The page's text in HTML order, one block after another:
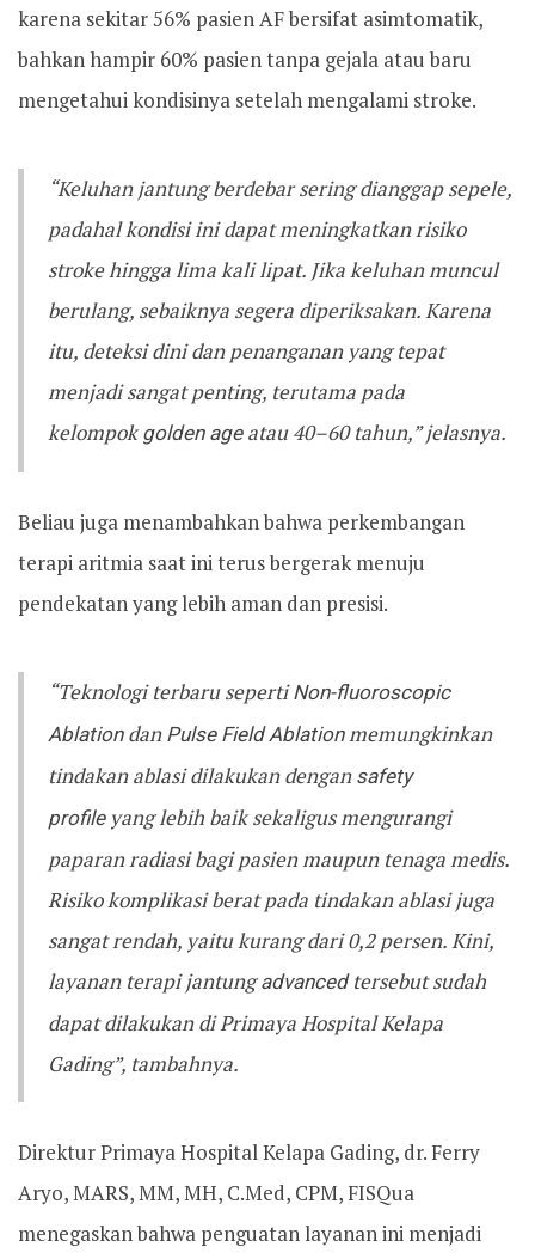
karena sekitar 56% pasien AF bersifat asimtomatik,
bahkan hampir 60% pasien tanpa gejala atau baru
mengetahui kondisinya setelah mengalami stroke.
“Keluhan jantung berdebar sering dianggap sepele,
padahal kondisi ini dapat meningkatkan risiko
stroke hingga lima kali lipat. Jika keluhan muncul
berulang, sebaiknya segera diperiksakan. Karena
itu, deteksi dini dan penanganan yang tepat
menjadi sangat penting, terutama pada
kelompokgolden ageatau 40–60 tahun,” jelasnya.
Beliau juga menambahkan bahwa perkembangan
terapi aritmia saat ini terus bergerak menuju
pendekatan yang lebih aman dan presisi.
“Teknologi terbaru sepertiNon-fluoroscopic
AblationdanPulse Field Ablationmemungkinkan
tindakan ablasi dilakukan dengansafety
profileyang lebih baik sekaligus mengurangi
paparan radiasi bagi pasien maupun tenaga medis.
Risiko komplikasi berat pada tindakan ablasi juga
sangat rendah, yaitu kurang dari 0,2 persen. Kini,
layanan terapi jantungadvancedtersebut sudah
dapat dilakukan di Primaya Hospital Kelapa
Gading”, tambahnya.
Direktur Primaya Hospital Kelapa Gading, dr. Ferry
Aryo, MARS, MM, MH, C.Med, CPM, FISQua
menegaskan bahwa penguatan layanan ini menjadi